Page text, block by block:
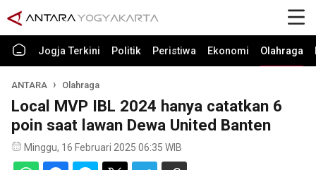
Jogja Terkini Politik Peristiwa Ekonomi Olahraga
ANTARA Olahraga
Local MVP IBL 2024 hanya catatkan 6
poin saat lawan Dewa United Banten
Minggu, 16 Februari 2025 06:35 WIB